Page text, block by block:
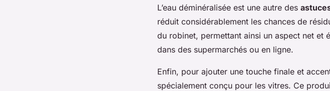
L’eau déminéralisée est une autre des
réduit considérablement les chances de
du robinet, permettant ainsi un aspect net et
dans des supermarchés ou en ligne.
Enfin, pour ajouter une touche finale et
spécialement conçu pour les vitres. Ce